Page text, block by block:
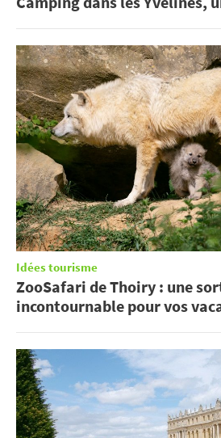
Idées tourisme
ZooSafari de Thoiry : une
incontournable pour vos